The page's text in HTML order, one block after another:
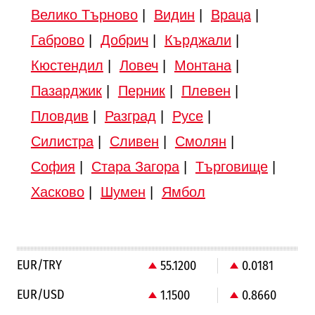
Велико Търново| Видин Враца|
Габрово| Добрич Кърджали
Кюстендил
Ловеч Монтана|
Пазарджик| Перник| Плевен
Пловдив
Разград Русе|
Силистра| Сливен Смолян
София
Стара Загора| Търговище|
Хасково| Шумен Ямбол
EUR/TRY 55.1200
0.0181
EUR/USD
1.1500 0.8660